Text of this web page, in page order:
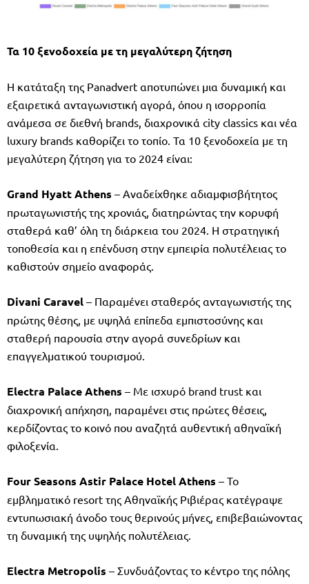
Τα 10 ξενοδοχεία με τη μεγαλύτερη ζήτηση
Η κατάταξη της Panadvert αποτυπώνει μια δυναμική και
εξαιρετικά ανταγωνιστική αγορά, όπου η ισορροπία
ανάμεσα σε διεθνή brands, διαχρονικά city classics και νέα
luxury brands καθορίζει το τοπίο. Τα 10 ξενοδοχεία με τη
μεγαλύτερη ζήτηση για το 2024 είναι:
Grand Hyatt Athens – Αναδείχθηκε αδιαμφισβήτητος
πρωταγωνιστής της χρονιάς, διατηρώντας την κορυφή
σταθερά καθ’ όλη τη διάρκεια του 2024. Η στρατηγική
τοποθεσία και η επένδυση στην εμπειρία πολυτέλειας το
καθιστούν σημείο αναφοράς.
Divani Caravel – Παραμένει σταθερός ανταγωνιστής της
πρώτης θέσης, με υψηλά επίπεδα εμπιστοσύνης και
σταθερή παρουσία στην αγορά συνεδρίων και
επαγγελματικού τουρισμού.
Electra Palace Athens – Με ισχυρό brand trust και
διαχρονική απήχηση, παραμένει στις πρώτες θέσεις,
κερδίζοντας το κοινό που αναζητά αυθεντική αθηναϊκή
φιλοξενία.
Four Seasons Astir Palace Hotel Athens – Το
εμβληματικό resort της Αθηναϊκής Ριβιέρας κατέγραψε
εντυπωσιακή άνοδο τους θερινούς μήνες, επιβεβαιώνοντας
τη δυναμική της υψηλής πολυτέλειας.
Electra Metropolis – Συνδυάζοντας το κέντρο της πόλης